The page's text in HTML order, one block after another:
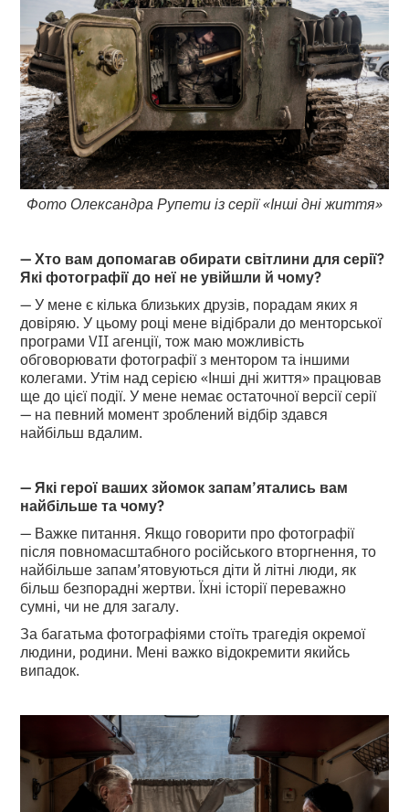
Фото Олександра Рупети із серії «Інші дні життя»
— Хто вам допомагав обирати світлини для серії?
Які фотографії до неї не увійшли й чому?
— У мене є кілька близьких друзів, порадам яких я
довіряю. У цьому році мене відібрали до менторської
програми VII агенції, тож маю можливість
обговорювати фотографії з ментором та іншими
колегами. Утім над серією «Інші дні життя» працював
ще до цієї події. У мене немає остаточної версії серії
— на певний момент зроблений відбір здався
найбільш вдалим.
— Які герої ваших зйомок запам’ятались вам
найбільше та чому?
— Важке питання. Якщо говорити про фотографії
після повномасштабного російського вторгнення, то
найбільше запам’ятовуються діти й літні люди, як
більш безпорадні жертви. Їхні історії переважно
сумні, чи не для загалу.
За багатьма фотографіями стоїть трагедія окремої
людини, родини. Мені важко відокремити якийсь
випадок.